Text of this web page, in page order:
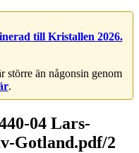
till Kristallen 2026.
större än någonsin genom
.
04 Lars-
Gotland.pdf/2